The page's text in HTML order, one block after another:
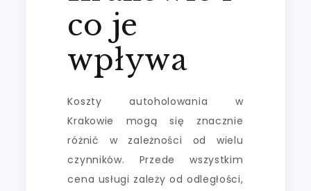
co je
wpływa
Koszty autoholowania w
Krakowie mogą się znacznie
różnić w zależności od wielu
czynników. Przede wszystkim
cena usługi zależy od odległości,